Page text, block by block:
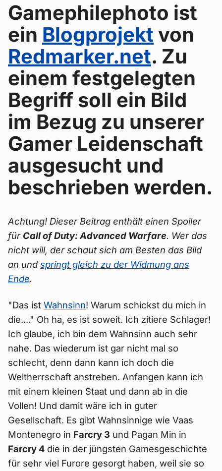
Gamephilephoto ist
ein Blogprojekt von
Redmarker.net. Zu
einem festgelegten
Begriff soll ein Bild
im Bezug zu unserer
Gamer Leidenschaft
ausgesucht und
beschrieben werden.
Achtung! Dieser Beitrag enthält einen Spoiler
für Call of Duty: Advanced Warfare. Wer das
nicht will, der schaut sich am Besten das Bild
an und springt gleich zu der Widmung ans
Ende.
"Das ist Wahnsinn! Warum schickst du mich in
die...." Oh ha, es ist soweit. Ich zitiere Schlager!
Ich glaube, ich bin dem Wahnsinn auch sehr
nahe. Das wiederum ist gar nicht mal so
schlecht, denn dann kann ich doch die
Weltherrschaft anstreben. Anfangen kann ich
mit einem kleinen Staat und dann ab in die
Vollen! Und damit wäre ich in guter
Gesellschaft. Es gibt Wahnsinnige wie Vaas
Montenegro in Farcry 3 und Pagan Min in
Farcry 4 die in der jüngsten Gamesgeschichte
für sehr viel Furore gesorgt haben, weil sie so